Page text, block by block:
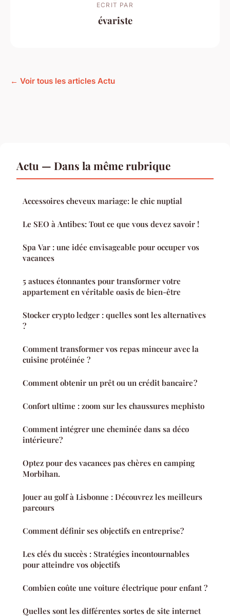
ECRIT PAR
évariste
← Voir tous les articles Actu
Actu — Dans la même rubrique
Accessoires cheveux mariage: le chic nuptial
Le SEO à Antibes: Tout ce que vous devez savoir !
Spa Var : une idée envisageable pour occuper vos
vacances
5 astuces étonnantes pour transformer votre
appartement en véritable oasis de bien-être
Stocker crypto ledger : quelles sont les alternatives
?
Comment transformer vos repas minceur avec la
cuisine protéinée ?
Comment obtenir un prêt ou un crédit bancaire ?
Confort ultime : zoom sur les chaussures mephisto
Comment intégrer une cheminée dans sa déco
intérieure?
Optez pour des vacances pas chères en camping
Morbihan.
Jouer au golf à Lisbonne : Découvrez les meilleurs
parcours
Comment définir ses objectifs en entreprise?
Les clés du succès : Stratégies incontournables
pour atteindre vos objectifs
Combien coûte une voiture électrique pour enfant ?
Quelles sont les différentes sortes de site internet